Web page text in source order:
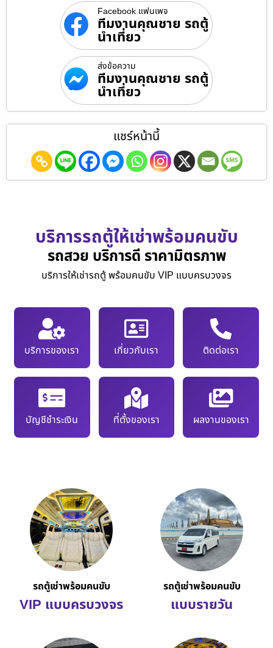
Facebook แฟนเพจ
ทีมงานคุณชาย รถตู้
นำเที่ยว
ส่งข้อความ
ทีมงานคุณชาย รถตู้
นำเที่ยว
แชร์หน้านี้
บริการรถตู้ให้เช่าพร้อมคนขับ
รถสวย บริการดี ราคามิตรภาพ
บริการให้เช่ารถตู้ พร้อมคนขับ VIP แบบครบวงจร
บริการของเรา เกี่ยวกับเรา ติดต่อเรา
บัญชีชำระเงิน ที่ตั้งของเรา ผลงานของเรา
รถตู้เช่าพร้อมคนขับ
VIP แบบครบวงจร
รถตู้เช่าพร้อมคนขับ
แบบรายวัน